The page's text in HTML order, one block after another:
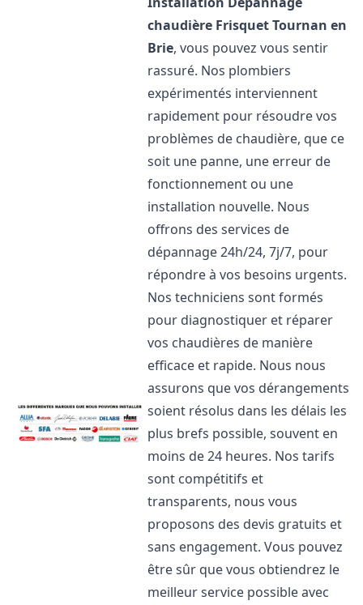
chaudière FrisquetTournan en
Brie, vous pouvez vous sentir
rassuré. Nos plombiers
expérimentés interviennent
rapidement pour résoudre vos
problèmes de chaudière, que ce
soit une panne, une erreur de
fonctionnement ou une
installation nouvelle. Nous
offrons des services de
dépannage 24h/24, 7j/7, pour
répondre à vos besoins urgents.
Nos techniciens sont formés
pour diagnostiquer et réparer
vos chaudières de manière
efficace et rapide. Nous nous
assurons que vos dérangements
soient résolus dans les délais les
plus brefs possible, souvent en
moins de 24 heures. Nos tarifs
sont compétitifs et
transparents, nous vous
proposons des devis gratuits et
sans engagement. Vous pouvez
être sûr que vous obtiendrez le
meilleur service possible avec